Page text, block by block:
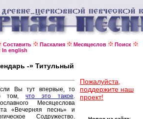
Составить Пасхалия Месяцеслов
Поиск
In english
-» Титульный
Вы тут впервые, то
о том,что это такое.
Месяцеслова
«Вечерняя песнь» и
Содружество.
Пожалуйста,
поддержите наш
проект!